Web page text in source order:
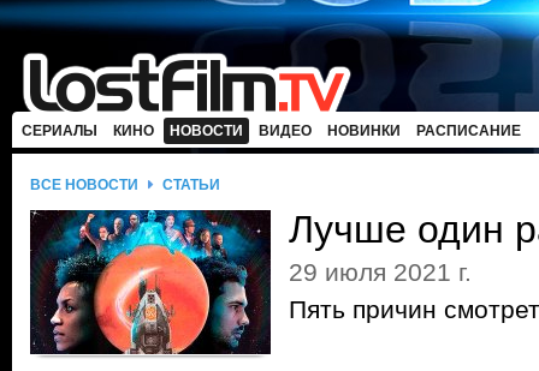
СЕРИАЛЫ КИНО НОВОСТИ ВИДЕО НОВИНКИ РАСПИСАНИЕ
ВСЕ НОВОСТИ СТАТЬИ
Лучше один
29 июля 2021 г.
Пять причин